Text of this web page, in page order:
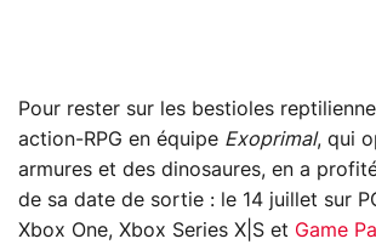
Pour rester sur les bestioles
action-RPG en équipe Exoprimal, qui
armures et des dinosaures, en a
de sa date de sortie : le 14 juillet sur
Xbox One, Xbox Series X|S et Game